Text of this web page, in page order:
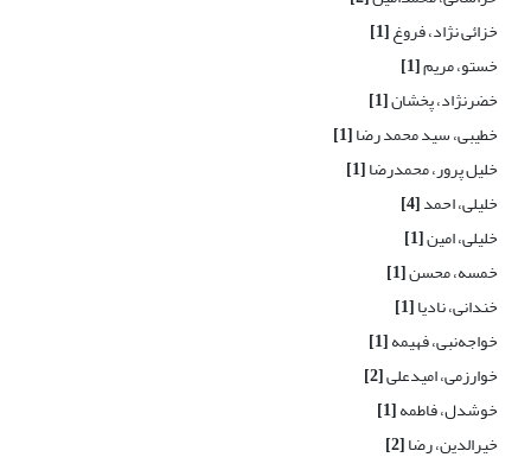
خزائی نژاد، فروغ[1]
خستو، مریم[1]
خضرنژاد، پخشان[1]
خطیبی، سید محمد رضا[1]
خلیل پرور، محمدرضا[1]
خلیلی، احمد[4]
خلیلی، امین[1]
خمسه، محسن[1]
خندانی، نادیا[1]
خواجه‌نبی، فهیمه[1]
خوارزمی، امیدعلی[2]
خوشدل، فاطمه[1]
خیرالدین، رضا[2]